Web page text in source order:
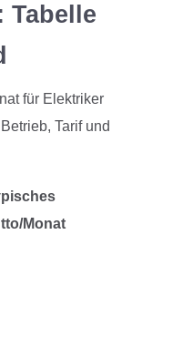
Tabelle
für Elektriker
Tarif und
Monat